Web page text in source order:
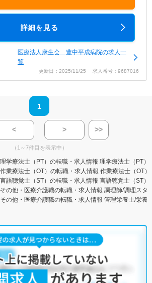
詳細を見る
医療法人康生会 豊中平成病院の求人一
覧
更新日：2025/11/25 求人番号：9687016
1
< > >>
（1～7件目を表示中）
理学療法士（PT）の転職・求人情報 理学療法士（PT）
作業療法士（OT）の転職・求人情報 作業療法士（OT
言語聴覚士（ST）の転職・求人情報 言語聴覚士（ST）
その他・医療介護職の転職・求人情報 調理師/調理スタ
その他・医療介護職の転職・求人情報 管理栄養士/栄養